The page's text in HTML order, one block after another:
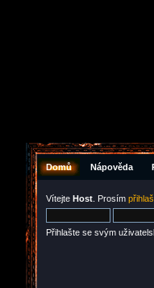
Domů Nápověda
Vítejte Host . Prosím
Přihlašte se svým